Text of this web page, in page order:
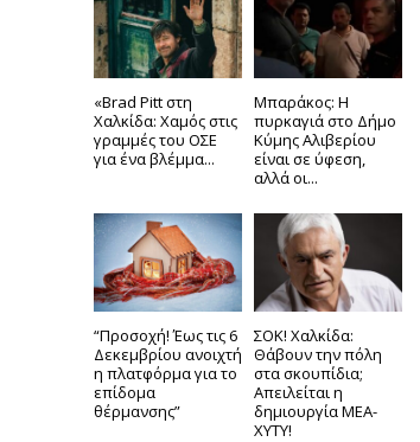
«Brad Pitt στη
Χαλκίδα: Χαμός στις
γραμμές του ΟΣΕ
για ένα βλέμμα...
Μπαράκος: Η
πυρκαγιά στο Δήμο
Κύμης Αλιβερίου
είναι σε ύφεση,
αλλά οι...
“Προσοχή! Έως τις 6
Δεκεμβρίου ανοιχτή
η πλατφόρμα για το
επίδομα
θέρμανσης”
ΣΟΚ! Χαλκίδα:
Θάβουν την πόλη
στα σκουπίδια;
Απειλείται η
δημιουργία ΜΕΑ-
ΧΥΤΥ!